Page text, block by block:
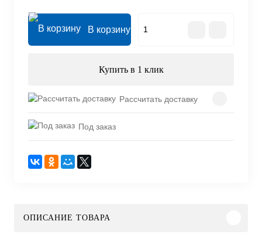
В корзину
Купить в 1 клик
Рассчитать доставку
Под заказ
ОПИСАНИЕ ТОВАРА